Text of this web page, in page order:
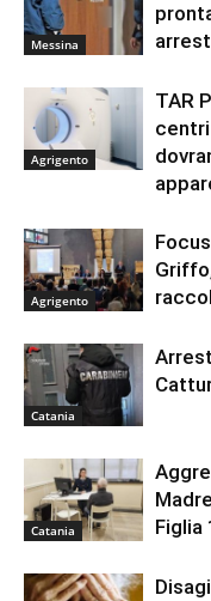
Messina
Agrigento
TAR
Agrigento
Catania
Catania
Figlia